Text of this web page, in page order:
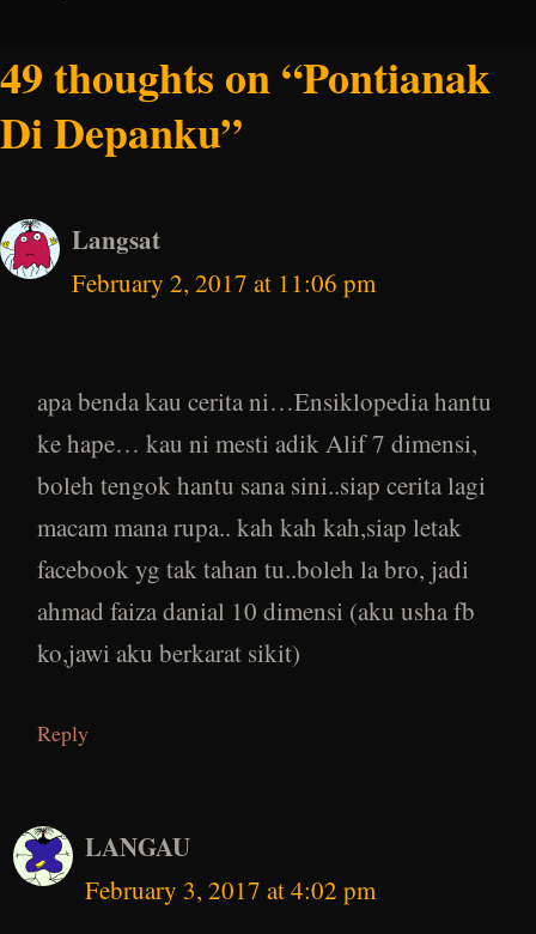
49 thoughts on “Pontianak
Di Depanku”
Langsat
February 2, 2017 at 11:06 pm
apa benda kau cerita ni…Ensiklopedia hantu
ke hape… kau ni mesti adik Alif 7 dimensi,
boleh tengok hantu sana sini..siap cerita lagi
macam mana rupa.. kah kah kah,siap letak
facebook yg tak tahan tu..boleh la bro, jadi
ahmad faiza danial 10 dimensi (aku usha fb
ko,jawi aku berkarat sikit)
Reply
LANGAU
February 3, 2017 at 4:02 pm